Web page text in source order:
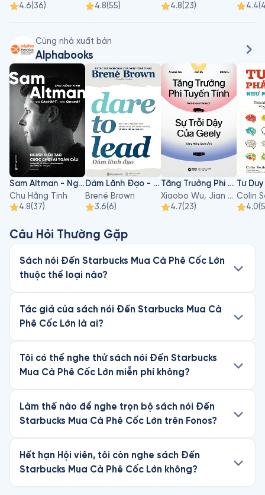
4.6(36)
4.8(55)
4.8(23)
4.4(
Cùng nhà xuất bản
Alphabooks
Sam Altman - Người Kiến Tạo Cuộc Chơi AI Toàn Cầu
Chu Hằng Tinh
4.8(37)
Dám Lãnh Đạo - Dare To Lead
Brené Brown
3.6(6)
Tăng Trưởng Phi Tuyến Tính - Sự Trỗi Dậy Của Geely
Xiaobo Wu, Jian Du, Sihan Li
4.7(23)
Colin
4.0(
Câu Hỏi Thường Gặp
Sách nói Đến Starbucks Mua Cà Phê Cốc Lớn
thuộc thể loại nào?
Tác giả của sách nói Đến Starbucks Mua Cà
Phê Cốc Lớn là ai?
Tôi có thể nghe thử sách nói Đến Starbucks
Mua Cà Phê Cốc Lớn miễn phí không?
Làm thế nào để nghe trọn bộ sách nói Đến
Starbucks Mua Cà Phê Cốc Lớn trên Fonos?
Hết hạn Hội viên, tôi còn nghe sách Đến
Starbucks Mua Cà Phê Cốc Lớn không?